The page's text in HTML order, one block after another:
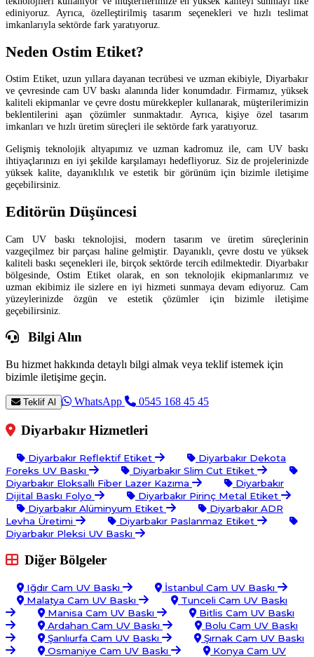
ediniyoruz. Ayrıca, özelleştirilmiş tasarım seçenekleri ve hızlı teslimat
imkanlarıyla sektörde fark yaratıyoruz.
Neden Ostim Etiket?
Ostim Etiket, uzun yıllara dayanan tecrübesi ve uzman ekibiyle, Diyarbakır
ve çevresinde cam UV baskı alanında lider konumdadır. Firmamız, yüksek
kaliteli ekipmanlar ve çevre dostu mürekkepler kullanarak, müşterilerimizin
beklentilerini aşan çözümler sunmaktadır. Ayrıca, kişiye özel tasarım
imkanları ve hızlı üretim süreçleri ile sektörde fark yaratıyoruz.
Gelişmiş teknolojik altyapımız ve uzman kadromuz ile, cam UV baskı
ihtiyaçlarınızı en iyi şekilde karşılamayı hedefliyoruz. Siz de projelerinizde
yüksek kalite, dayanıklılık ve estetik bir görünüm için bizimle iletişime
geçebilirsiniz.
Editörün Düşüncesi
Cam UV baskı teknolojisi, modern tasarım ve üretim süreçlerinin
vazgeçilmez bir parçası haline gelmiştir. Dayanıklı, çevre dostu ve yüksek
kaliteli baskı seçenekleri ile, birçok sektörde tercih edilmektedir. Diyarbakır
bölgesinde, Ostim Etiket olarak, en son teknolojik ekipmanlarımız ve
uzman ekibimiz ile sizlere en iyi hizmeti sunmaya devam ediyoruz. Cam
yüzeylerinizde özgün ve estetik çözümler için bizimle iletişime
geçebilirsiniz.
Bilgi Alın
Bu hizmet hakkında detaylı bilgi almak veya teklif istemek için
bizimle iletişime geçin.
Teklif Al WhatsApp 0545 168 45 45
Diyarbakır Hizmetleri
Diyarbakır Reflektif Etiket
Diyarbakır Dekota
Foreks UV Baskı
Diyarbakır Slim Cut Etiket
Diyarbakır Eloksallı Fiber Lazer Kazıma
Diyarbakır
Dijital Baskı Folyo
Diyarbakır Pirinç Metal Etiket
Diyarbakır Alüminyum Etiket
Diyarbakır ADR
Levha Üretimi
Diyarbakır Paslanmaz Etiket
Diyarbakır Pleksi UV Baskı
Diğer Bölgeler
Iğdır Cam UV Baskı
İstanbul Cam UV Baskı
Malatya Cam UV Baskı
Tunceli Cam UV Baskı
Manisa Cam UV Baskı
Bitlis Cam UV Baskı
Ardahan Cam UV Baskı
Bolu Cam UV Baskı
Şanlıurfa Cam UV Baskı
Şırnak Cam UV Baskı
Osmaniye Cam UV Baskı
Konya Cam UV